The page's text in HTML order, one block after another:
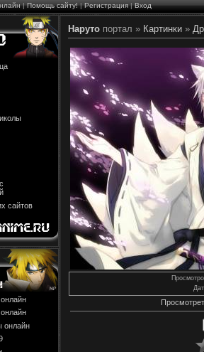
|Помощь сайту!|Регистрация|Вход
сайтов
онлайн
Наруто портал » Картинки »